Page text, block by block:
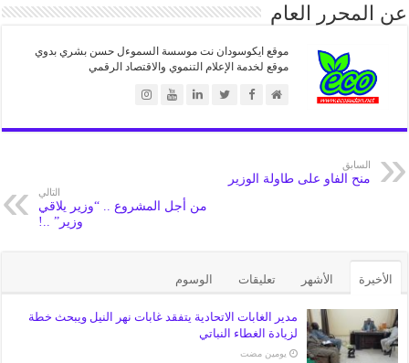
عن المحرر العام
موقع ايكوسودان نت موسسة السموءل حسن بشري بدوي
موقع لخدمة الإعلام التنموي والاقتصاد الرقمي
السابق
منح الفاو على طاولة الوزير
التالي
من أجل المشروع .. “وزير يلاقي
وزير” ..!
الأخيرة الأشهر تعليقات الوسوم
مدير الغابات الاتحادية يتفقد غابات نهر النيل ويبحث خطة
لزيادة الغطاء النباتي
‏يومين مضت